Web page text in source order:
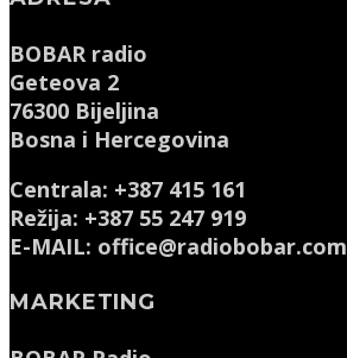
BOBAR radio
Geteova 2
76300 Bijeljina
Bosna i Hercegovina
Centrala: +387 415 161
Režija: +387 55 247 919
E-MAIL: office@radiobobar.com
MARKETING